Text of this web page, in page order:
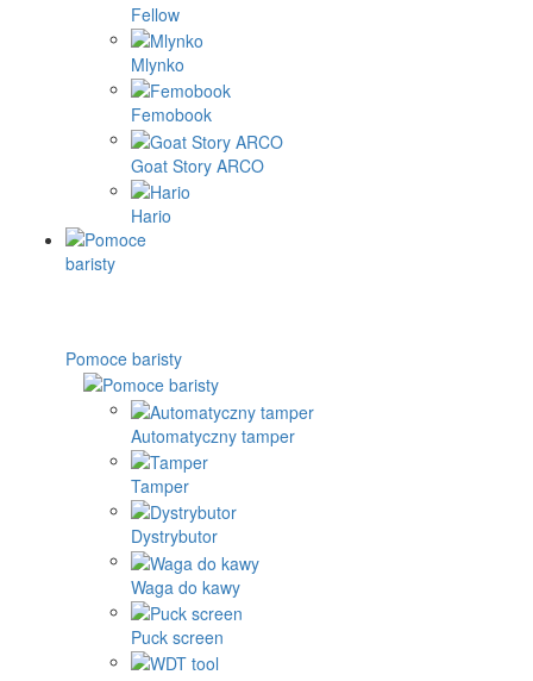
Fellow
Mlynko
Femobook
Goat Story ARCO
Hario
Pomoce baristy
Automatyczny tamper
Tamper
Dystrybutor
Waga do kawy
Puck screen